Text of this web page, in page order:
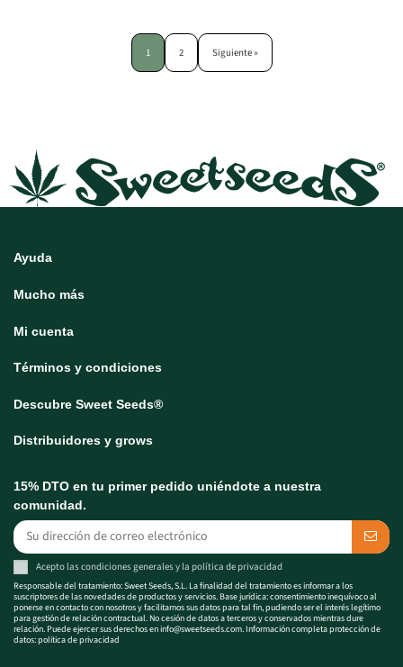
1 2 Siguiente »
Ayuda
Mucho más
Mi cuenta
Términos y condiciones
Descubre Sweet Seeds®
Distribuidores y grows
15% DTO en tu primer pedido uniéndote a nuestra
comunidad.
Acepto lascondiciones generalesy la política de privacidad
Responsable del tratamiento: Sweet Seeds, S.L. La finalidad del tratamiento es informar a los
suscriptores de las novedades de productos y servicios. Base jurídica: consentimiento inequívoco al
ponerse en contacto con nosotros y facilitarnos sus datos para tal fin, pudiendo ser el interés legítimo
para gestión de relación contractual. No cesión de datos a terceros y conservados mientras dure
relación. Puede ejercer sus derechos eninfo@sweetseeds.com. Información completa protección de
datos:política de privacidad